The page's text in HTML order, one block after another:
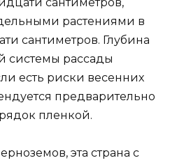
растениями в
сантиметров. Глубина
системы рассады
есть риски весенних
предварительно
пленкой.
эта страна с